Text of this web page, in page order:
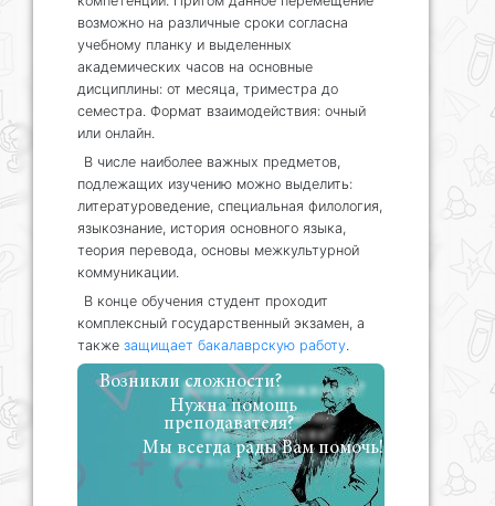
возможно на различные сроки согласна
учебному планку и выделенных
академических часов на основные
дисциплины: от месяца, триместра до
семестра. Формат взаимодействия: очный
или онлайн.
В числе наиболее важных предметов,
подлежащих изучению можно выделить:
литературоведение, специальная филология,
языкознание, история основного языка,
теория перевода, основы межкультурной
коммуникации.
В конце обучения студент проходит
комплексный государственный экзамен, а
также защищает бакалаврскую работу
Возникли сложности?
Нужна помощь
преподавателя?
Мы всегда рады Вам помочь!